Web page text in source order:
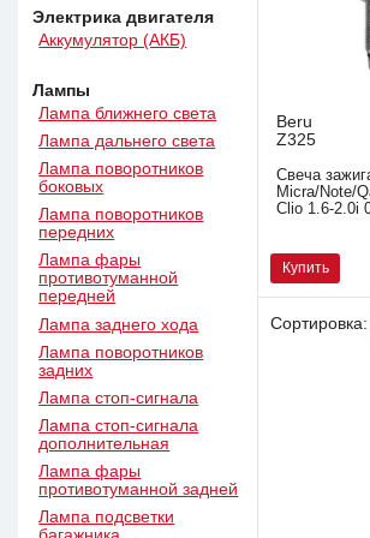
Электрика двигателя
Аккумулятор (АКБ)
Лампы
Лампа ближнего света
Лампа дальнего света
Лампа поворотников
боковых
Лампа поворотников
передних
Лампа фары
противотуманной
передней
Лампа заднего хода
Лампа поворотников
задних
Лампа стоп-сигнала
Лампа стоп-сигнала
дополнительная
Лампа фары
противотуманной задней
Лампа подсветки
Beru
Z325
Свеча
Micra/Note/
Clio 1.6-2.0i
Купить
Сортировка: